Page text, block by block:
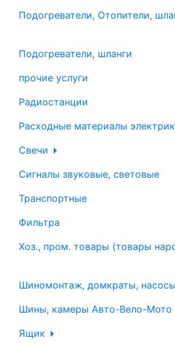
Подогреватели, Отопители,
Подогреватели, шланги
прочие услуги
Радиостанции
Расходные материалы
Свечи
Сигналы звуковые, световые
Транспортные
Фильтра
Хоз., пром. товары (товары
Шиномонтаж, домкраты, насосы
Шины, камеры Авто-Вело-Мото
Ящик